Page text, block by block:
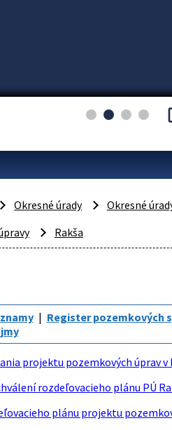
Okresné úrady Okresné
Rakša
Register pozemkových
projektu pozemkových úprav v
rozdeľovacieho plánu PÚ
plánu projektu